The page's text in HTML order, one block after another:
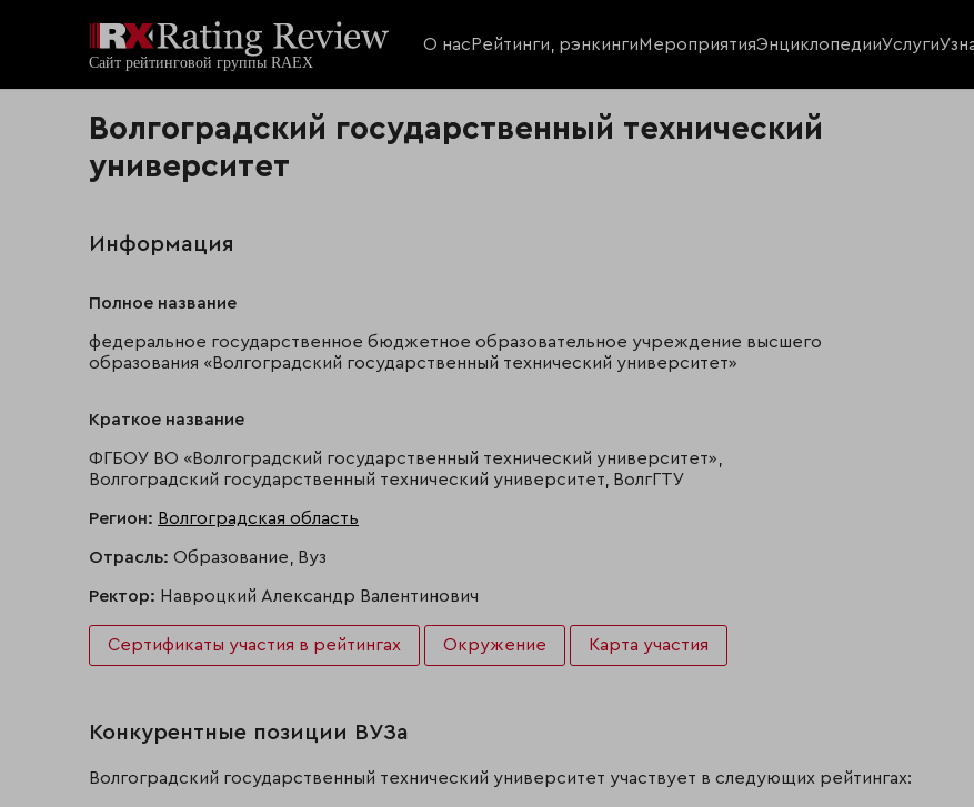
О нас Рейтинги, рэнкингиМероприятияЭнциклопедииУслуги
Волгоградский государственный технический
университет
Информация
Полное название
федеральное государственное бюджетное образовательное учреждение высшего
образования «Волгоградский государственный технический университет»
Краткое название
ФГБОУ ВО «Волгоградский государственный технический университет»,
Волгоградский государственный технический университет, ВолгГТУ
Регион: Волгоградская область
Отрасль: Образование, Вуз
Ректор: Навроцкий Александр Валентинович
Сертификаты участия в рейтингах Окружение Карта участия
Конкурентные позиции ВУЗа
Волгоградский государственный технический университет участвует в следующих рейтингах: